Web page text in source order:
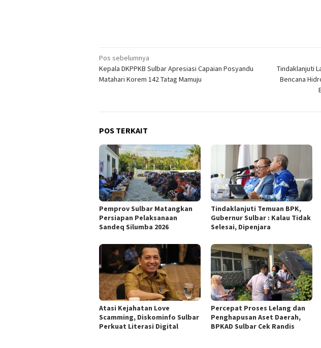
Navigasi
pos
Pos sebelumnya
Kepala DKPPKB Sulbar Apresiasi Capaian Posyandu
Matahari Korem 142 Tatag Mamuju
Tindaklanjuti
Bencana
POS TERKAIT
Pemprov Sulbar Matangkan
Persiapan Pelaksanaan
Sandeq Silumba 2026
Tindaklanjuti Temuan BPK,
Gubernur Sulbar : Kalau Tidak
Selesai, Dipenjara
Atasi Kejahatan Love
Scamming, Diskominfo Sulbar
Perkuat Literasi Digital
Percepat Proses Lelang dan
Penghapusan Aset Daerah,
BPKAD Sulbar Cek Randis